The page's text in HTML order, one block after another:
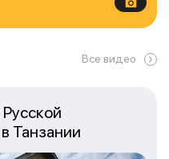
Все видео
Танзании